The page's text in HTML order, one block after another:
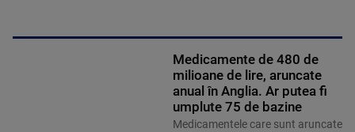
Medicamente de 480 de
milioane de lire, aruncate
anual în Anglia. Ar putea fi
umplute 75 de bazine
Medicamentele care sunt aruncate